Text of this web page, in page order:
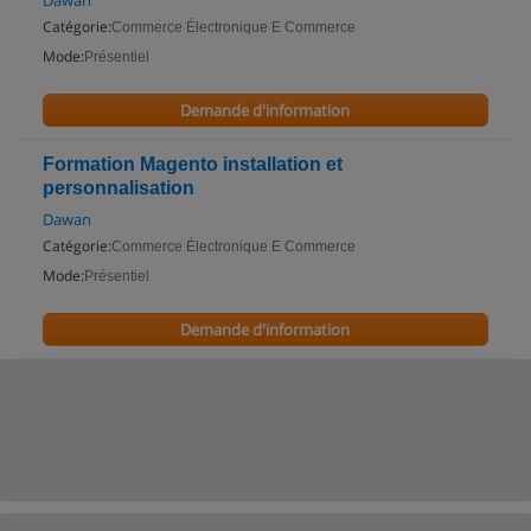
Catégorie:Commerce Électronique E Commerce
Mode: Présentiel
Demande d'information
Formation Magento installation et
personnalisation
Dawan
Catégorie:Commerce Électronique E Commerce
Mode: Présentiel
Demande d'information